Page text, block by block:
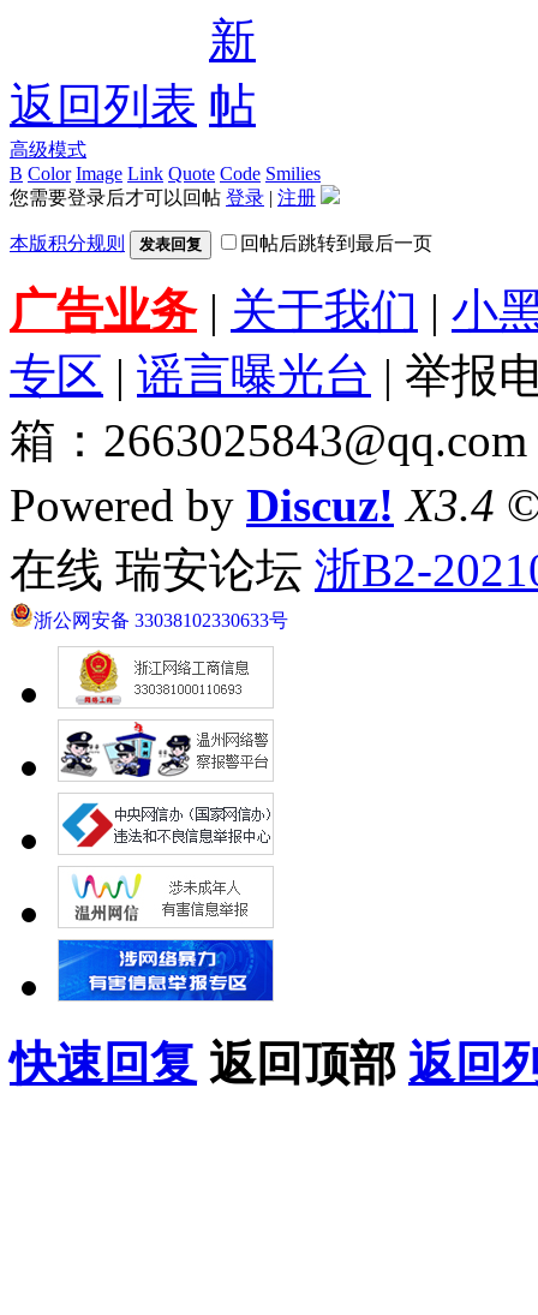
返回列表
高级模式
B Color Image Link Quote Code Smilies
您需要登录后才可以回帖 登录 | 注册
本版积分规则 发表回复 回帖后跳转到最后一页
广告业务| 关于我们 | 小
专区 | 谣言曝光台 | 举报
箱：2663025843@qq.com
Powered by Discuz! X3.4
在线 瑞安论坛 浙B2-
浙公网安备 33038102330633号
快速回复 返回顶部 返回